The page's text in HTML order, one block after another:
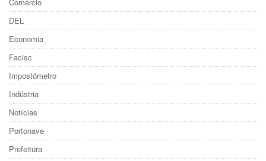
DEL
Economia
Facisc
Impostômetro
Indústria
Notícias
Portonave
Prefeitura